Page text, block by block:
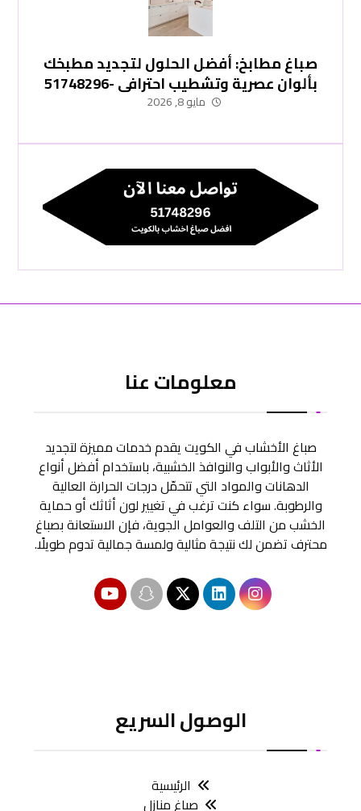
صباغ مطابخ: أفضل الحلول لتجديد مطبخك
بألوان عصرية وتشطيب احترافي -51748296
مايو 8, 2026
معلومات عنا
صباغ الأخشاب في الكويت يقدم خدمات مميزة لتجديد
الأثاث والأبواب والنوافذ الخشبية، باستخدام أفضل أنواع
الدهانات والمواد التي تتحمّل درجات الحرارة العالية
والرطوبة. سواء كنت ترغب في تغيير لون أثاثك أو حماية
الخشب من التلف والعوامل الجوية، فإن الاستعانة بصباغ
محترف تضمن لك نتيجة مثالية ولمسة جمالية تدوم طويلًا.
الوصول السريع
الرئيسية
صباغ منازل